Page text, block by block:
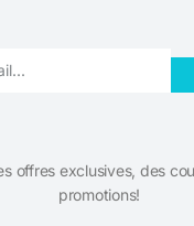
offres exclusives, des
promotions!​